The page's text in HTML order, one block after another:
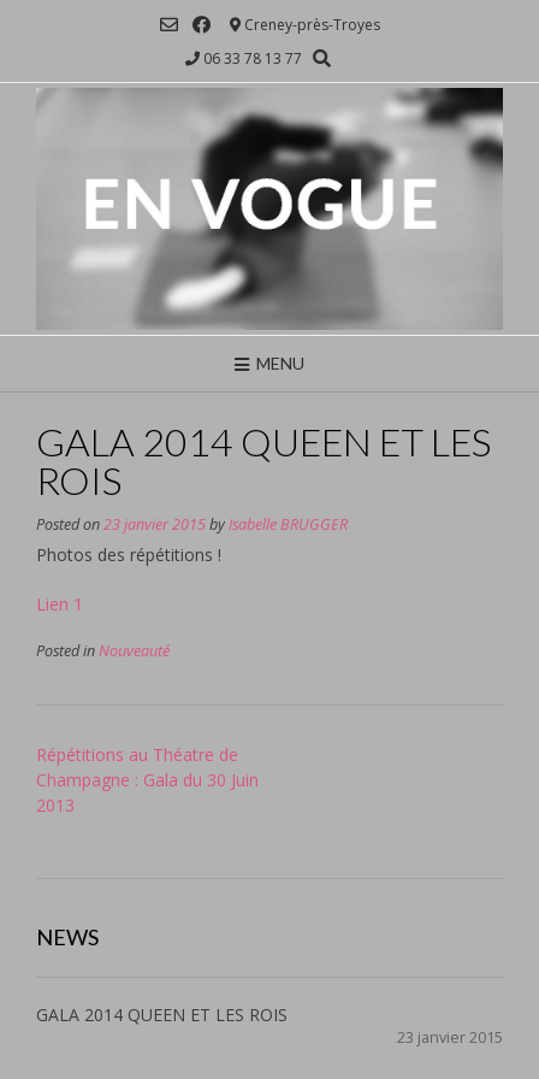
Creney-près-Troyes
06 33 78 13 77
MENU
GALA 2014 QUEEN ET LES
ROIS
Posted on23 janvier 2015byIsabelle BRUGGER
Photos des répétitions !
Lien 1
Posted inNouveauté
Post
navigation
Répétitions au Théatre de
Champagne : Gala du 30 Juin
2013
NEWS
GALA 2014 QUEEN ET LES ROIS
23 janvier 2015